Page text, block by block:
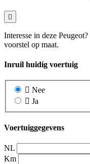
Interesse in deze
voorstel op maat.
Inruil huidig voertuig
Nee
Ja
Voertuiggegevens
NL
Km